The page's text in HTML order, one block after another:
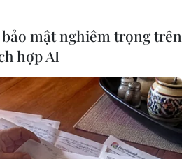
mật nghiêm trọng trên
hợp AI